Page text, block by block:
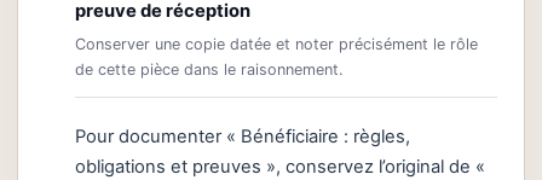
preuve de réception
Conserver une copie datée et noter précisément le rôle
de cette pièce dans le raisonnement.
Pour documenter « Bénéficiaire : règles,
obligations et preuves », conservez l’original de «